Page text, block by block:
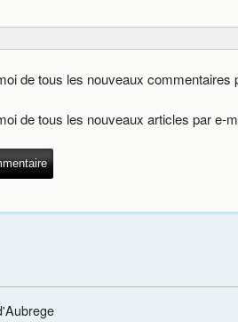
de tous les nouveaux commentaires
de tous les nouveaux articles par e-